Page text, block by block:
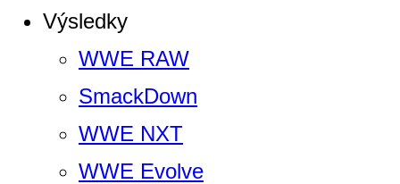
Výsledky
WWE RAW
SmackDown
WWE NXT
WWE Evolve